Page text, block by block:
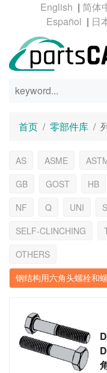
|
|
首页 零部件库
AS ASME
GB
GOST HB
NF
Q UNI
SELF-CLINCHING
OTHERS
钢结构用六角头螺栓和